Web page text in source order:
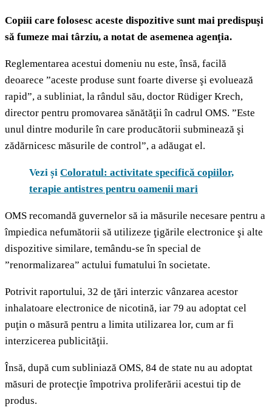
Copiii care folosesc aceste dispozitive sunt mai predispuşi
să fumeze mai târziu, a notat de asemenea agenţia.
Reglementarea acestui domeniu nu este, însă, facilă
deoarece ”aceste produse sunt foarte diverse şi evoluează
rapid”, a subliniat, la rândul său, doctor Rüdiger Krech,
director pentru promovarea sănătăţii în cadrul OMS. ”Este
unul dintre modurile în care producătorii subminează şi
zădărnicesc măsurile de control”, a adăugat el.
Vezi și Coloratul: activitate specifică copiilor,
terapie antistres pentru oamenii mari
OMS recomandă guvernelor să ia măsurile necesare pentru a
împiedica nefumătorii să utilizeze ţigările electronice şi alte
dispozitive similare, temându-se în special de
”renormalizarea” actului fumatului în societate.
Potrivit raportului, 32 de ţări interzic vânzarea acestor
inhalatoare electronice de nicotină, iar 79 au adoptat cel
puţin o măsură pentru a limita utilizarea lor, cum ar fi
interzicerea publicităţii.
Însă, după cum subliniază OMS, 84 de state nu au adoptat
măsuri de protecţie împotriva proliferării acestui tip de
produs.